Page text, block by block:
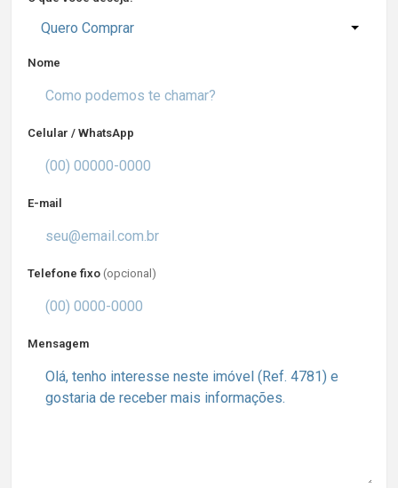
Quero Comprar
Nome
Celular / WhatsApp
E-mail
Telefone fixo (opcional)
Mensagem